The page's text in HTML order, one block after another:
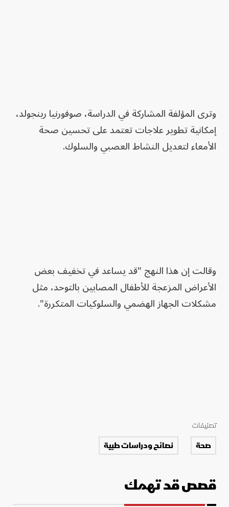
وترى المؤلفة المشاركة في الدراسة، صوفورنيا رينجولد،
إمكانية تطوير علاجات تعتمد على تحسين صحة
الأمعاء لتعديل النشاط العصبي والسلوك.
وقالت إن هذا النهج "قد يساعد في تخفيف بعض
الأعراض المزعجة للأطفال المصابين بالتوحد، مثل
مشكلات الجهاز الهضمي والسلوكيات المتكررة".
تصنيفات
صحة نصائح ودراسات طبية
قصص قد تهمك